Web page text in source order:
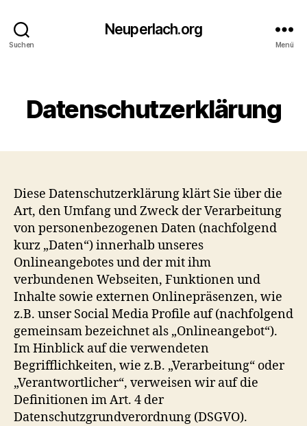
Suchen
Neuperlach.org
Menü
Datenschutzerklärung
Diese Datenschutzerklärung klärt Sie über die
Art, den Umfang und Zweck der Verarbeitung
von personenbezogenen Daten (nachfolgend
kurz „Daten“) innerhalb unseres
Onlineangebotes und der mit ihm
verbundenen Webseiten, Funktionen und
Inhalte sowie externen Onlinepräsenzen, wie
z.B. unser Social Media Profile auf (nachfolgend
gemeinsam bezeichnet als „Onlineangebot“).
Im Hinblick auf die verwendeten
Begrifflichkeiten, wie z.B. „Verarbeitung“ oder
„Verantwortlicher“, verweisen wir auf die
Definitionen im Art. 4 der
Datenschutzgrundverordnung (DSGVO).